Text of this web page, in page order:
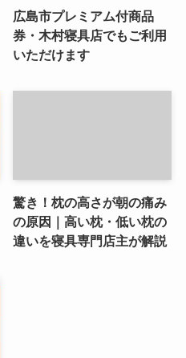
広島市プレミアム付商品
券・木村寝具店でもご利用
いただけます
驚き！枕の高さが朝の痛み
の原因｜高い枕・低い枕の
違いを寝具専門店主が解説